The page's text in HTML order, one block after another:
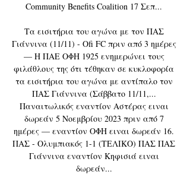
Community Benefits Coalition 17 Σεπ...
Τα εισιτήρια του αγώνα με τον ΠΑΣ
Γιάννινα (11/11) - Ofi FC πριν από 3 ημέρες
— Η ΠΑΕ ΟΦΗ 1925 ενημερώνει τους
φιλάθλους της ότι τέθηκαν σε κυκλοφορία
τα εισιτήρια του αγώνα με αντίπαλο τον
ΠΑΣ Γιάννινα (Σάββατο 11/11,...
Παναιτωλικός εναντίον Αστέρας ειναι
δωρεάν 5 Νοεμβρίου 2023 πριν από 7
ημέρες — εναντίον ΟΦΗ ειναι δωρεάν 16.
ΠΑΣ - Ολυμπιακός 1-1 (ΤΕΛΙΚΟ) ΠΑΣ ΠΑΣ
Γιάννινα εναντίον Κηφισιά ειναι
δωρεάν...